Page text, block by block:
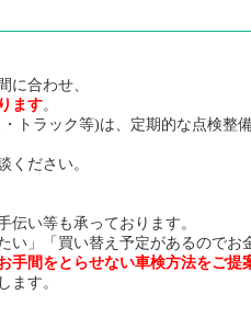
に合わせ、
ます。
トラック等)は、定期的な点検整
ください。
伝い等も承っております。
い」「買い替え予定があるのでお
手間をとらせない車検方法をご提
ます。